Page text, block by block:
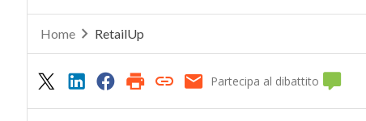
Home RetailUp
Partecipa al dibattito